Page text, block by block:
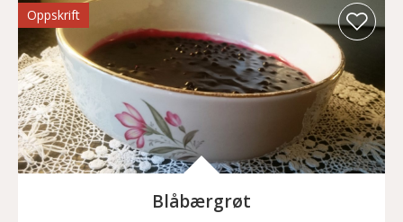
Oppskrift
Blåbærgrøt